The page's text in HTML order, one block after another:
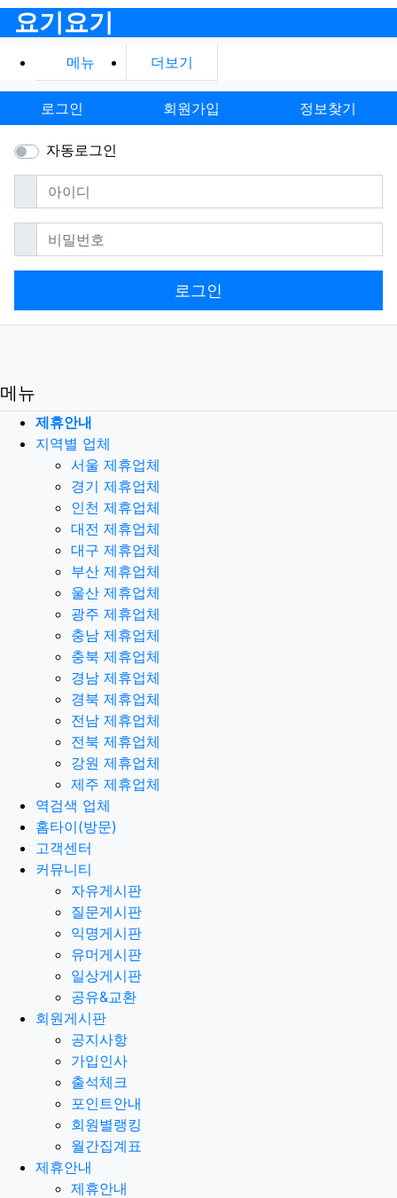
요기요기
메뉴 더보기
로그인 회원가입 정보찾기
자동로그인
아이디필수
비밀번호필수
로그인
메뉴
제휴안내
지역별 업체
서울 제휴업체
경기 제휴업체
인천 제휴업체
대전 제휴업체
대구 제휴업체
부산 제휴업체
울산 제휴업체
광주 제휴업체
충남 제휴업체
충북 제휴업체
경남 제휴업체
경북 제휴업체
전남 제휴업체
전북 제휴업체
강원 제휴업체
제주 제휴업체
역검색 업체
홈타이(방문)
고객센터
커뮤니티
자유게시판
질문게시판
익명게시판
유머게시판
일상게시판
공유&교환
회원게시판
공지사항
가입인사
출석체크
포인트안내
회원별랭킹
월간집계표
제휴안내
제휴안내